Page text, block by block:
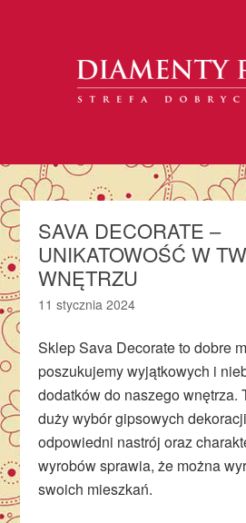
SAVA DECORATE –
UNIKATOWOŚĆ W
WNĘTRZU
11 stycznia 2024
Sklep Sava Decorate to dobre
poszukujemy wyjątkowych i
dodatków do naszego wnętrza.
duży wybór gipsowych
odpowiedni nastrój oraz
wyrobów sprawia, że można
swoich mieszkań.